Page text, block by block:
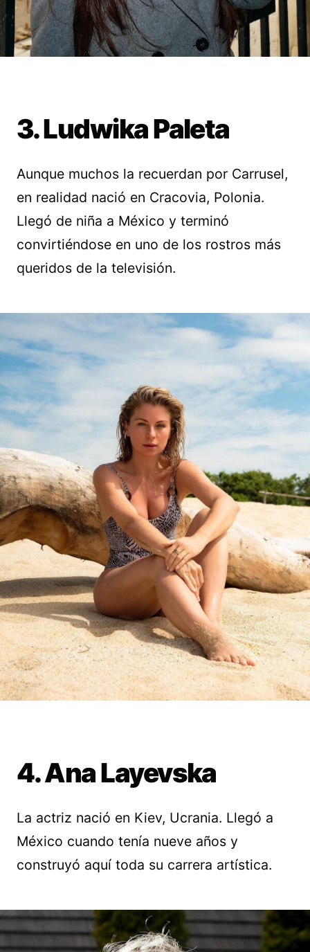
3. Ludwika Paleta
Aunque muchos la recuerdan por Carrusel,
en realidad nació en Cracovia, Polonia.
Llegó de niña a México y terminó
convirtiéndose en uno de los rostros más
queridos de la televisión.
4. Ana Layevska
La actriz nació en Kiev, Ucrania. Llegó a
México cuando tenía nueve años y
construyó aquí toda su carrera artística.